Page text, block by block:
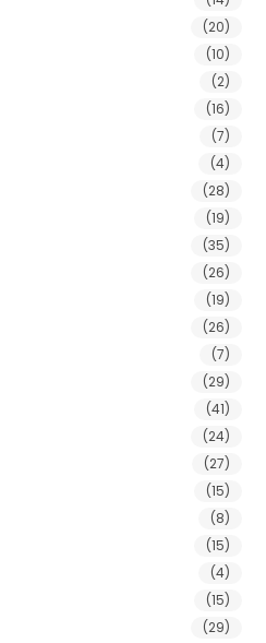
(20)
(10)
(2)
(16)
(7)
(4)
(28)
(19)
(35)
(26)
(19)
(26)
(7)
(29)
(41)
(24)
(27)
(15)
(8)
(15)
(4)
(15)
(29)